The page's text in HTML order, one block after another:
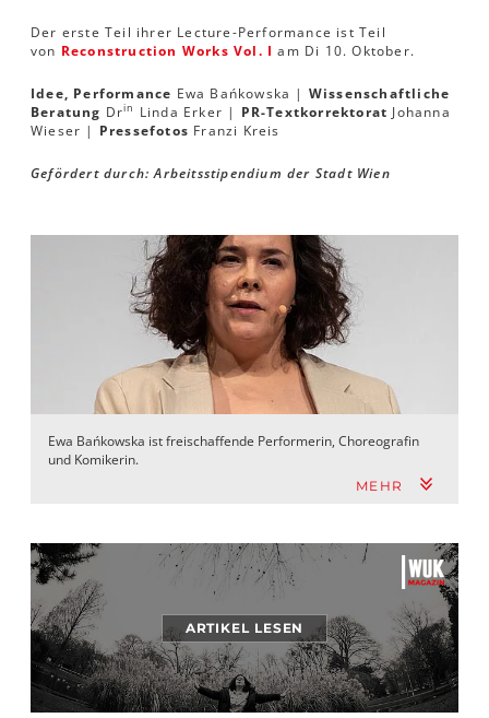
Der erste Teil ihrer Lecture-Performance ist Teil
von Reconstruction Works Vol. I am Di 10. Oktober.
Idee, Performance Ewa Bańkowska | Wissenschaftliche
Beratung Drin Linda Erker | PR-Textkorrektorat Johanna
Wieser | Pressefotos Franzi Kreis
Gefördert durch: Arbeitsstipendium der Stadt Wien
Ewa Bańkowska ist freischaffende Performerin, Choreografin
und Komikerin.
MEHR
ARTIKEL LESEN